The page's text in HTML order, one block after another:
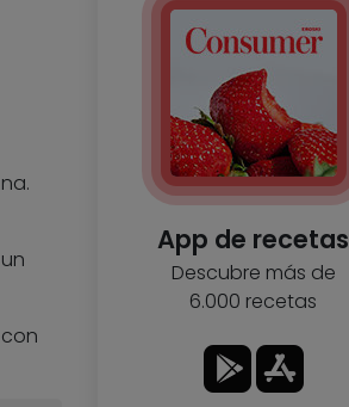
App de recetas
Descubre más de
6.000 recetas